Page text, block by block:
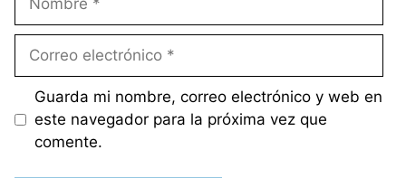
Correo
Guarda mi nombre, correo electrónico y web en
este navegador para la próxima vez que
comente.